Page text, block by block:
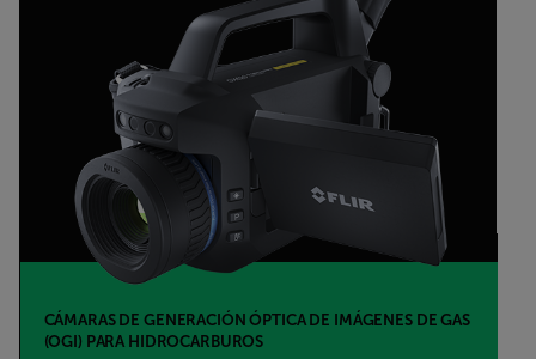
CÁMARAS DE GENERACIÓN ÓPTICA DE IMÁGENES DE GAS
(OGI) PARA HIDROCARBUROS